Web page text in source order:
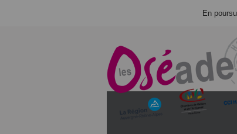
En